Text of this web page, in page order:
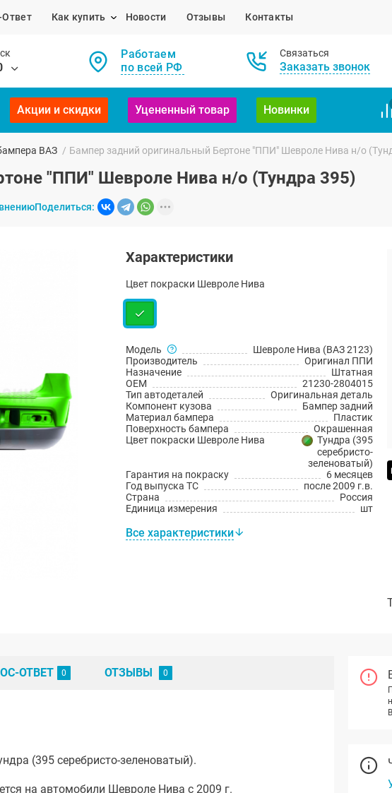
Ответ Как купить Новости Отзывы Контакты
Работаем
по всей РФ
Связаться
Заказать звонок
Акции и скидки Уцененный товар Новинки
ВАЗ / Бампер задний оригинальный Бертоне "ППИ" Шевроле Нива н/о
"ППИ" Шевроле Нива н/о (Тундра 395)
Поделиться:
Характеристики
Цвет покраски Шевроле Нива
Модель
Шевроле Нива (ВАЗ 2123)
Производитель
Оригинал ППИ
Назначение
Штатная
OEM
21230-2804015
Тип автодеталей
Оригинальная деталь
Компонент кузова
Бампер задний
Материал бампера
Пластик
Поверхность бампера
Окрашенная
Цвет покраски Шевроле Нива
Тундра (395
серебристо-
зеленоватый)
Гарантия на покраску
6 месяцев
Год выпуска ТС
после 2009 г.в.
Страна
Россия
Единица измерения
шт
Все характеристики
ОТВЕТ ОТЗЫВЫ
(395 серебристо-зеленоватый).
на автомобили Шевроле Нива с 2009 г.